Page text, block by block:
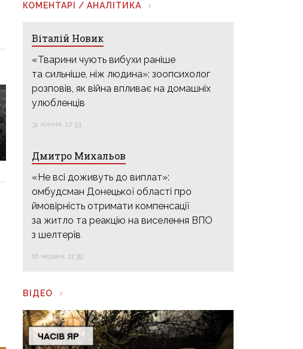
КОМЕНТАРІ / АНАЛІТИКА
Віталій Новик
«Тварини чують вибухи раніше
та сильніше, ніж людина»: зоопсихолог
розповів, як війна впливає на домашніх
улюбленців
31 липня, 12:33
Дмитро Михальов
«Не всі доживуть до виплат»:
омбудсман Донецької області про
ймовірність отримати компенсації
за житло та реакцію на виселення ВПО
з шелтерів
16 червня, 11:39
ВІДЕО